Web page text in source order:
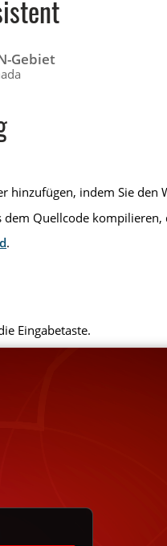
Gebiet
hinzufügen, indem Sie
Quellcode
.
Eingabetaste.